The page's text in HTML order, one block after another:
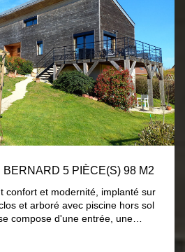
BERNARD 5 PIÈCE(S) 98 M2
confort et modernité, implanté sur
et arboré avec piscine hors sol
compose d'une entrée, une
surplombant le jardin avec